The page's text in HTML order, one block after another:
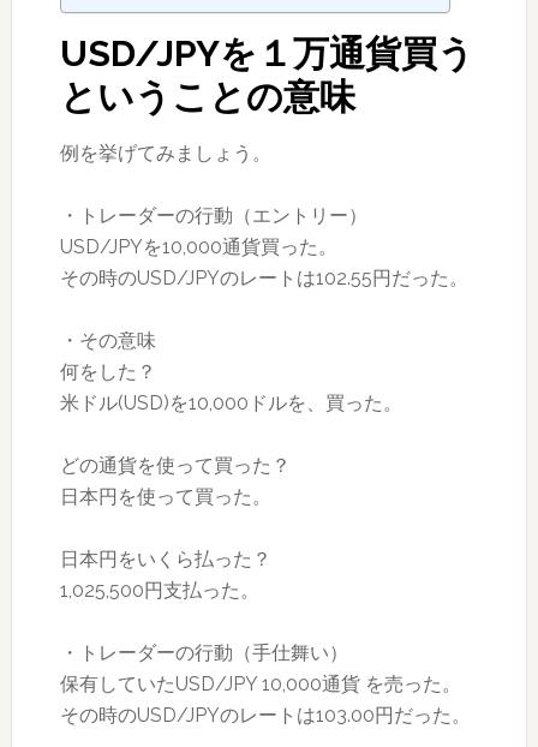
USD/JPYを１万通貨買う
ということの意味
例を挙げてみましょう。
・トレーダーの行動（エントリー）
USD/JPYを10,000通貨買った。
その時のUSD/JPYのレートは102.55円だった。
・その意味
何をした？
米ドル(USD)を10,000ドルを、買った。
どの通貨を使って買った？
日本円を使って買った。
日本円をいくら払った？
1,025,500円支払った。
・トレーダーの行動（手仕舞い）
保有していたUSD/JPY 10,000通貨 を売った。
その時のUSD/JPYのレートは103.00円だった。